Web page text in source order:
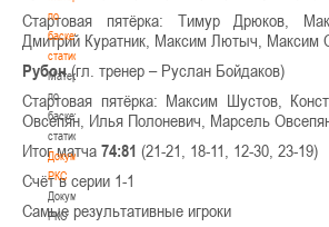
по
баскетбольной
статистике
Материалы
по
баскетбольной
статистике
Документы
РКС
Документы
РКС
Стартовая пятёрка: Тимур Дрюков,
Дмитрий Куратник, Максим Лютыч, Максим
Рубон(гл. тренер – Руслан Бойдаков)
Стартовая пятёрка: Максим Шустов,
Овсепян, Илья Полоневич, Марсель
Итог матча 74:81 (21-21, 18-11, 12-30, 23-19)
Счёт в серии 1-1
Самые результативные игроки